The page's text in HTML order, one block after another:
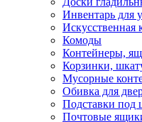
Инвентарь для
Искусственная
Комоды
Контейнеры,
Корзинки,
Мусорные
Обивка для
Подставки под
Почтовые